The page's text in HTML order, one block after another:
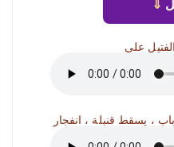
⇓
الفتيل على
، يسقط قنبلة ، انفجار